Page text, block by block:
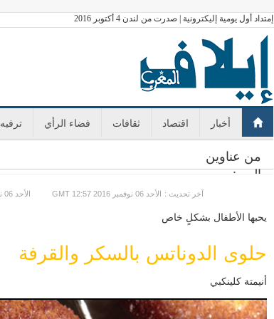
إمتداد أول يومية إليكترونية | صدرت من لندن 4 أكتوبر 2016
أخبار اقتصاد ثقافات فضاء الرأي ترفيه
من عناوين
اليوم:
GMT الأحد 06 نوفمبر 2016 12:23 GMT الأحد 06 نوفمبر 2016 12:57 : آخر تحديث
يحبها الأطفال بشكلٍ خاص
حلوى الدوناتس بالسكر والقرفة
أنيمتة كلينكبي